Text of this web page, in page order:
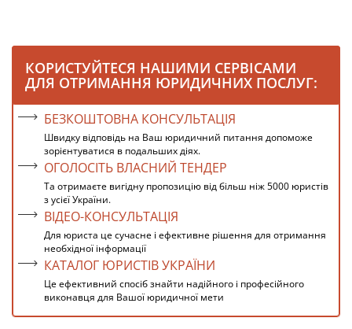
КОРИСТУЙТЕСЯ НАШИМИ СЕРВІСАМИ
ДЛЯ ОТРИМАННЯ ЮРИДИЧНИХ ПОСЛУГ:
БЕЗКОШТОВНА КОНСУЛЬТАЦІЯ
Швидку відповідь на Ваш юридичний питання допоможе
зорієнтуватися в подальших діях.
ОГОЛОСІТЬ ВЛАСНИЙ ТЕНДЕР
Та отримаєте вигідну пропозицію від більш ніж 5000 юристів
з усієї України.
ВІДЕО-КОНСУЛЬТАЦІЯ
Для юриста це сучасне і ефективне рішення для отримання
необхідної інформації
КАТАЛОГ ЮРИСТІВ УКРАЇНИ
Це ефективний спосіб знайти надійного і професійного
виконавця для Вашої юридичної мети